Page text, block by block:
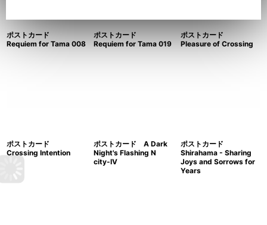
ポストカード
Requiem for Tama 008
ポストカード
Requiem for Tama 019
ポストカード
Pleasure of Crossing
ポストカード
Crossing Intention
ポストカード A Dark
Night's Flashing N
city-IV
ポストカード
Shirahama - Sharing
Joys and Sorrows for
Years